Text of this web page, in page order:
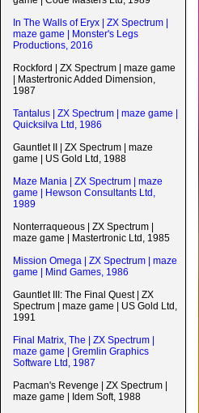
In The Walls of Eryx | ZX Spectrum |
maze game | Monster's Legs
Productions, 2016
Rockford | ZX Spectrum | maze game
| Mastertronic Added Dimension,
1987
Tantalus | ZX Spectrum | maze game |
Quicksilva Ltd, 1986
Gauntlet II | ZX Spectrum | maze
game | US Gold Ltd, 1988
Maze Mania | ZX Spectrum | maze
game | Hewson Consultants Ltd,
1989
Nonterraqueous | ZX Spectrum |
maze game | Mastertronic Ltd, 1985
Mission Omega | ZX Spectrum | maze
game | Mind Games, 1986
Gauntlet III: The Final Quest | ZX
Spectrum | maze game | US Gold Ltd,
1991
Final Matrix, The | ZX Spectrum |
maze game | Gremlin Graphics
Software Ltd, 1987
Pacman's Revenge | ZX Spectrum |
maze game | Idem Soft, 1988